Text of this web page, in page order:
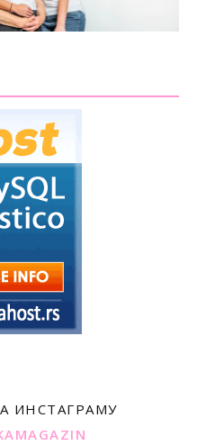
ИНСТАГРАМУ